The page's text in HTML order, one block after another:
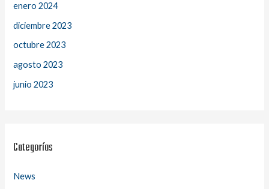
enero 2024
diciembre 2023
octubre 2023
agosto 2023
junio 2023
Categorías
News